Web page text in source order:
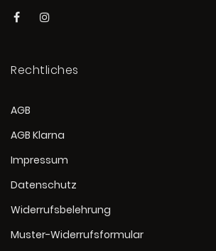
Rechtliches
AGB
AGB Klarna
Impressum
Datenschutz
Widerrufsbelehrung
Muster-Widerrufsformular